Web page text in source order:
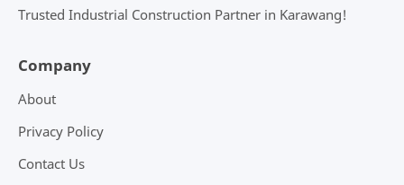
Trusted Industrial Construction Partner in Karawang!
Company
About
Privacy Policy
Contact Us